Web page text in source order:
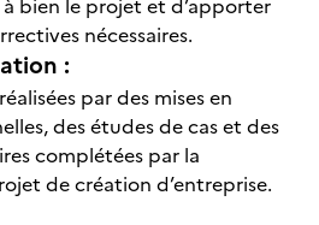
bien le projet et d’apporter
nécessaires.
:
par des mises en
des études de cas et des
complétées par la
de création d’entreprise.